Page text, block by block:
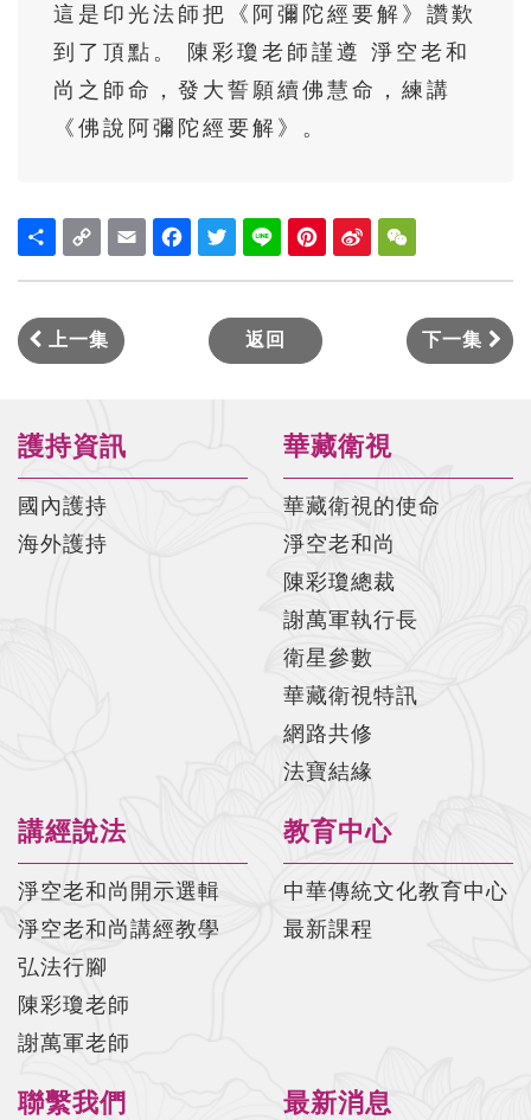
佛說阿彌陀經要解-第16集(陳彩瓊老師)
佛說阿彌陀經要解-第17集(陳彩瓊老師)
佛說阿彌陀經要解-第21集(陳彩瓊老師)
佛說阿彌陀經要解-第23集(陳彩瓊老師)
佛說阿彌陀經要解-第25集(陳彩瓊老師)
佛說阿彌陀經要解-第27集(陳彩瓊老師)
佛說阿彌陀經要解-第28集(陳彩瓊老師)
佛說阿彌陀經要解-第29集(陳彩瓊老師)
佛說阿彌陀經要解-第31集(陳彩瓊老師)
佛說阿彌陀經要解-第32集(陳彩瓊老師)
佛說阿彌陀經要解-第33集(陳彩瓊老師)
佛說阿彌陀經要解-第34集(陳彩瓊老師)
佛說阿彌陀經要解-第36集(陳彩瓊老師)
佛說阿彌陀經要解-第37集(陳彩瓊老師)
佛說阿彌陀經要解-第38集(陳彩瓊老師)
佛說阿彌陀經要解-第39集(陳彩瓊老師)
這是印光法師把《阿彌陀經要解》讚歎
到了頂點。 陳彩瓊老師謹遵 淨空老和
尚之師命，發大誓願續佛慧命，練講
《佛說阿彌陀經要解》。
Share
Copy
Link
Email FacebookTwitter Line Pinterest Sina
Weibo
上一集 返回 下一集
護持資訊
國內護持
海外護持
華藏衛視
華藏衛視的使命
淨空老和尚
陳彩瓊總裁
謝萬軍執行長
衛星參數
華藏衛視特訊
網路共修
法寶結緣
講經說法
淨空老和尚開示選輯
淨空老和尚講經教學
弘法行腳
陳彩瓊老師
謝萬軍老師
教育中心
中華傳統文化教育中心
最新課程
聯繫我們 最新消息